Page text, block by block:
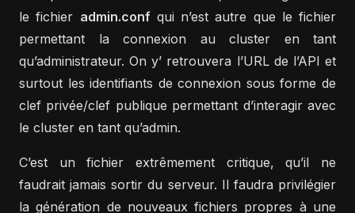
le fichier admin.confqui n’est autre que le fichier
permettant la connexion au cluster en tant
qu’administrateur. On y’ retrouvera l’URL de l’API et
surtout les identifiants de connexion sous forme de
clef privée/clef publique permettant d’interagir avec
le cluster en tant qu’admin.
C’est un fichier extrêmement critique, qu’il ne
faudrait jamais sortir du serveur. Il faudra privilégier
la génération de nouveaux fichiers propres à une